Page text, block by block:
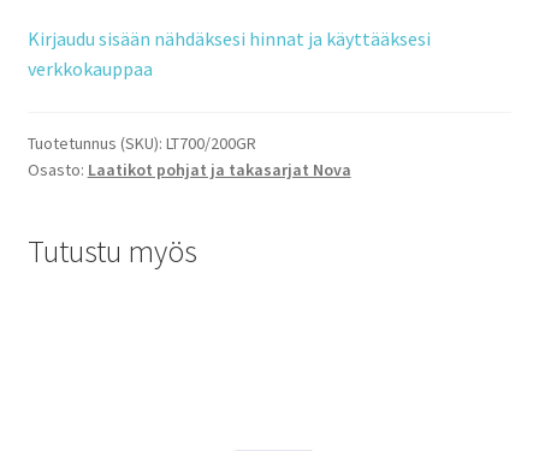
Kirjaudu sisään nähdäksesi hinnat ja käyttääksesi
verkkokauppaa
Tuotetunnus (SKU): LT700/200GR
Osasto: Laatikot pohjat ja takasarjat Nova
Tutustu myös